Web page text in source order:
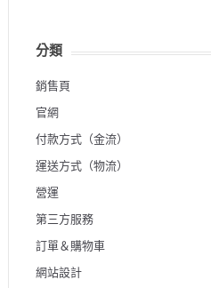
分類
銷售頁
官網
付款方式（金流）
運送方式（物流）
營運
第三方服務
訂單＆購物車
網站設計